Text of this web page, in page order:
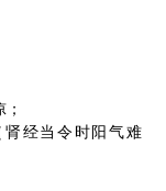
经当令时阳气难